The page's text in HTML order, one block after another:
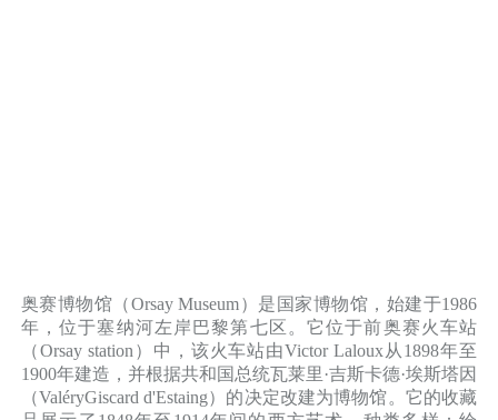
奥赛博物馆（Orsay Museum）是国家博物馆，始建于1986
年，位于塞纳河左岸巴黎第七区。它位于前奥赛火车站
（Orsay station）中，该火车站由Victor Laloux从1898年至
1900年建造，并根据共和国总统瓦莱里·吉斯卡德·埃斯塔因
（ValéryGiscard d'Estaing）的决定改建为博物馆。它的收藏